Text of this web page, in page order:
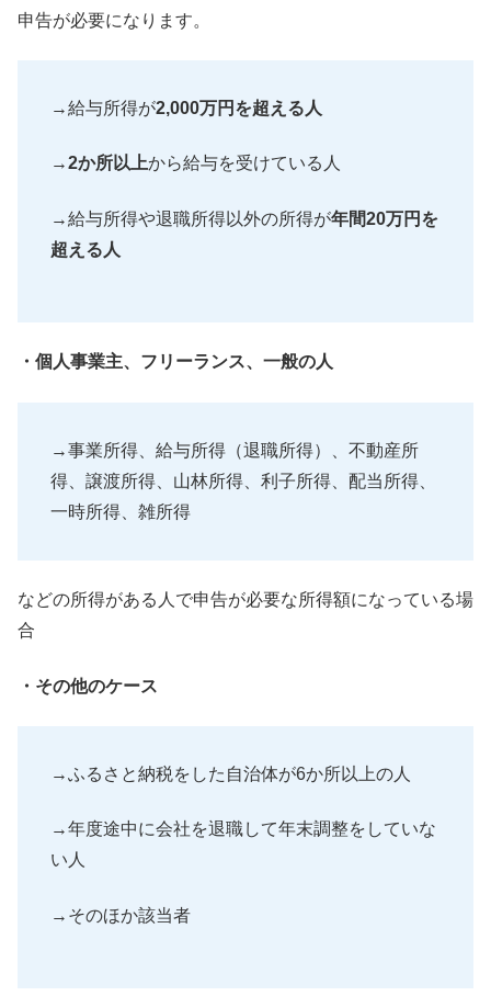
申告が必要になります。
→給与所得が2,000万円を超える人
→2か所以上から給与を受けている人
→給与所得や退職所得以外の所得が年間20万円を
超える人
・個人事業主、フリーランス、一般の人
→事業所得、給与所得（退職所得）、不動産所
得、譲渡所得、 山林所得、利子所得、配当所得、
一時所得、 雑所得
などの所得がある人で申告が必要な所得額になっている場
合
・その他のケース
→ふるさと納税をした自治体が6か所以上の人
→年度途中に会社を退職して年末調整をしていな
い人
→そのほか該当者